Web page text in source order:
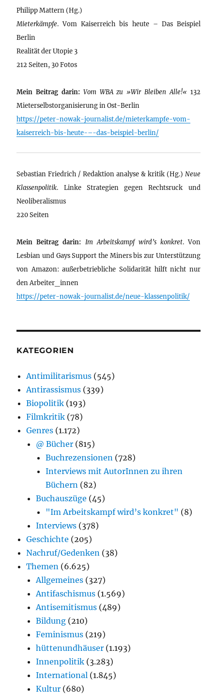
Philipp Mattern (Hg.)
Mieterkämpfe. Vom Kaiserreich bis heute – Das Beispiel
Berlin
Realität der Utopie 3
212 Seiten, 30 Fotos
Mein Beitrag darin: Vom WBA zu »Wir Bleiben Alle!« 132
Mieterselbstorganisierung in Ost-Berlin
https://peter-nowak-journalist.de/mieterkampfe-vom-
kaiserreich-bis-heute-–-das-beispiel-berlin/
Sebastian Friedrich / Redaktion analyse & kritik (Hg.) Neue
Klassenpolitik. Linke Strategien gegen Rechtsruck und
Neoliberalismus
220 Seiten
Mein Beitrag darin: Im Arbeitskampf wird’s konkret. Von
Lesbian und Gays Support the Miners bis zur Unterstützung
von Amazon: außerbetriebliche Solidarität hilft nicht nur
den Arbeiter_innen
https://peter-nowak-journalist.de/neue-klassenpolitik/
KATEGORIEN
Antimilitarismus (545)
Antirassismus (339)
Biopolitik (193)
Filmkritik (78)
Genres (1.172)
@ Bücher (815)
Buchrezensionen (728)
Interviews mit AutorInnen zu ihren
Büchern (82)
Buchauszüge (45)
"Im Arbeitskampf wird’s konkret" (8)
Interviews (378)
Geschichte (205)
Nachruf/Gedenken (38)
Themen (6.625)
Allgemeines (327)
Antifaschismus (1.569)
Antisemitismus (489)
Bildung (210)
Feminismus (219)
hüttenundhäuser (1.193)
Innenpolitik (3.283)
International (1.845)
Kultur (680)